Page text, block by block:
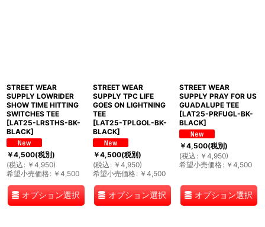
STREET WEAR
SUPPLY LOWRIDER
SHOW TIME HITTING
SWITCHES TEE
[LAT25-LRSTHS-BK-
BLACK]
￥4,500(税別)
(税込 : ￥ 4,950)
希望小売価格: ￥ 4,500
オプション選択
STREET WEAR
SUPPLY TPC LIFE
GOES ON LIGHTNING
TEE
[LAT25-TPLGOL-BK-
BLACK]
￥4,500(税別)
(税込 : ￥ 4,950)
希望小売価格: ￥ 4,500
オプション選択
STREET WEAR
SUPPLY PRAY FOR US
GUADALUPE TEE
[LAT25-PRFUGL-BK-
BLACK]
￥4,500(税別)
(税込 : ￥ 4,950)
希望小売価格: ￥ 4,500
オプション選択